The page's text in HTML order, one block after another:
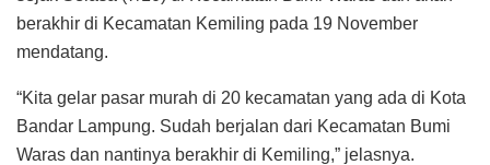
berakhir di Kecamatan Kemiling pada 19 November
mendatang.
“Kita gelar pasar murah di 20 kecamatan yang ada di Kota
Bandar Lampung. Sudah berjalan dari Kecamatan Bumi
Waras dan nantinya berakhir di Kemiling,” jelasnya.